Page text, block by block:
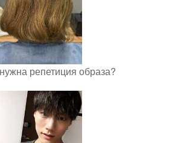
репетиция образа?